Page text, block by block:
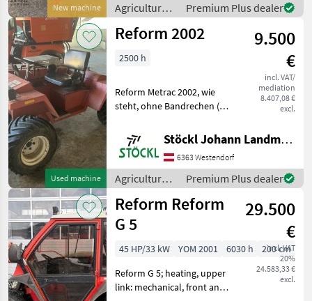
New machine
Agricultural
motor
vehicles /
Premium Plus dealer
Used machine
Reform 2002
9.500
€
incl. VAT/
mediation
8.407,08 €
excl.
2500 h
Reform Metrac 2002, wie
steht, ohne Bandrechen (B)
Two-axle mowers
Stöckl Johann Landmaschinen GesmbH & Co KG
6363 Westendorf
Agricultural
motor
vehicles /
Reform
Premium Plus dealer
Reform Reform
G 5
29.500
€
incl. VAT
20%
24.583,33 €
excl.
45 HP/33 kW YOM 2001 6030 h
200 cm
Reform G 5; heating, upper
link: mechanical, front and